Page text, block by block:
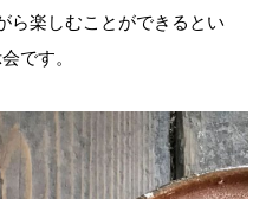
ら楽しむことができるとい
です。